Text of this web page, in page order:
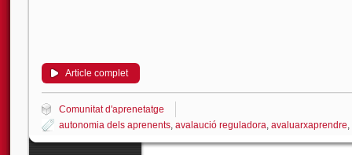
Article complet
Comunitat d'aprenetatge
autonomia dels aprenents, avalaució reguladora, avaluarxaprendre,